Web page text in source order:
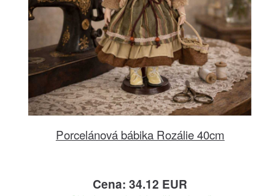
Porcelánová bábika Rozálie 40cm
Cena: 34.12 EUR